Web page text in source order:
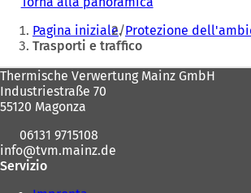
Siete
qui:
Pagina iniziale Protezione
Trasporti e traffico
Area
dei
Thermische Verwertung Mainz GmbH
Industriestraße 70
55120 Magonza
06131 9715108
info
tvm.mainz de
Servizio